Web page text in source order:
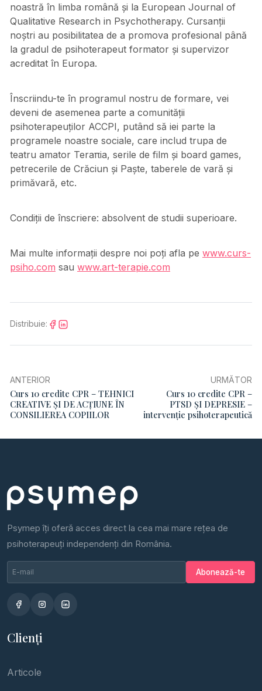
noastră în limba română și la European Journal of
Qualitative Research in Psychotherapy. Cursanții
noștri au posibilitatea de a promova profesional până
la gradul de psihoterapeut formator și supervizor
acreditat în Europa.
Înscriindu-te în programul nostru de formare, vei
deveni de asemenea parte a comunității
psihoterapeuților ACCPI, putând să iei parte la
programele noastre sociale, care includ trupa de
teatru amator Teraπia, serile de film și board games,
petrecerile de Crăciun și Paște, taberele de vară și
primăvară, etc.
Condiții de înscriere: absolvent de studii superioare.
Mai multe informații despre noi poți afla pe www.curs-
psiho.com sau www.art-terapie.com
Distribuie:
ANTERIOR
Curs 10 credite CPR – TEHNICI
CREATIVE ȘI DE ACȚIUNE ÎN
CONSILIEREA COPIILOR
URMĂTOR
Curs 10 credite CPR –
PTSD ȘI DEPRESIE –
intervenţie psihoterapeutică
Psymep îți oferă acces direct la cea mai mare rețea de
psihoterapeuți independenți din România.
Email newsletter
Nu completa Abonează-te
Clienți
Articole